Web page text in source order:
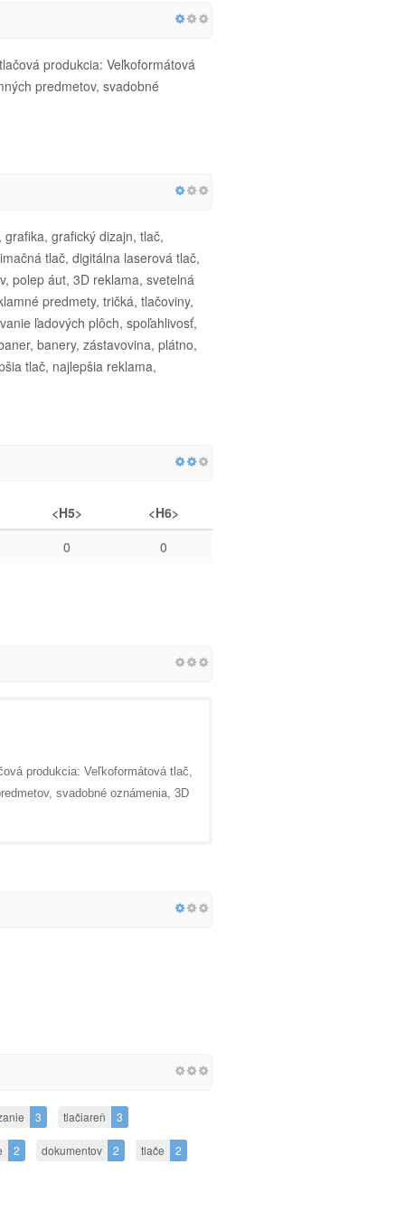
produkcia: Veľkoformátová
predmetov, svadobné
grafický dizajn, tlač,
tlač, digitálna laserová tlač,
polep áut, 3D reklama, svetelná
predmety, tričká, tlačoviny,
ľadových plôch, spoľahlivosť,
banery, zástavovina, plátno,
tlač, najlepšia reklama,
<H5>
<H6>
0 0
produkcia: Veľkoformátová tlač,
svadobné oznámenia, 3D
3 tlačiareň 3
2 dokumentov 2 tlače 2